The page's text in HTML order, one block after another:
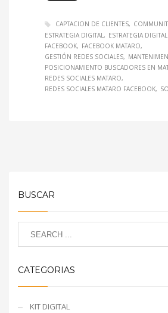
CAPTACION DE CLIENTES
ESTRATEGIA DIGITAL
ESTRATEGIA
FACEBOOK
FACEBOOK MATARO
GESTIÓN REDES SOCIALES
POSICIONAMIENTO BUSCADORES EN
REDES SOCIALES MATARO
REDES SOCIALES MATARO FACEBOOK
BUSCAR
CATEGORIAS
KIT DIGITAL